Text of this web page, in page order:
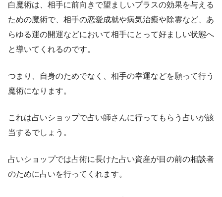
白魔術は、相手に前向きで望ましいプラスの効果を与える
ための魔術で、相手の恋愛成就や病気治癒や除霊など、あ
らゆる運の開運などにおいて相手にとって好ましい状態へ
と導いてくれるのです。
つまり、自身のためでなく、相手の幸運などを願って行う
魔術になります。
これは占いショップで占い師さんに行ってもらう占いが該
当するでしょう。
占いショップでは占術に長けた占い資産が目の前の相談者
のために占いを行ってくれます。